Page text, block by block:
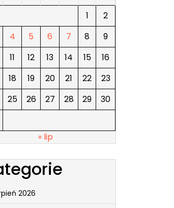
1
2
4 5 6 7 8
9
11 12 13 14 15
16
18 19 20 21 22
23
25 26 27 28 29
30
« lip
2026